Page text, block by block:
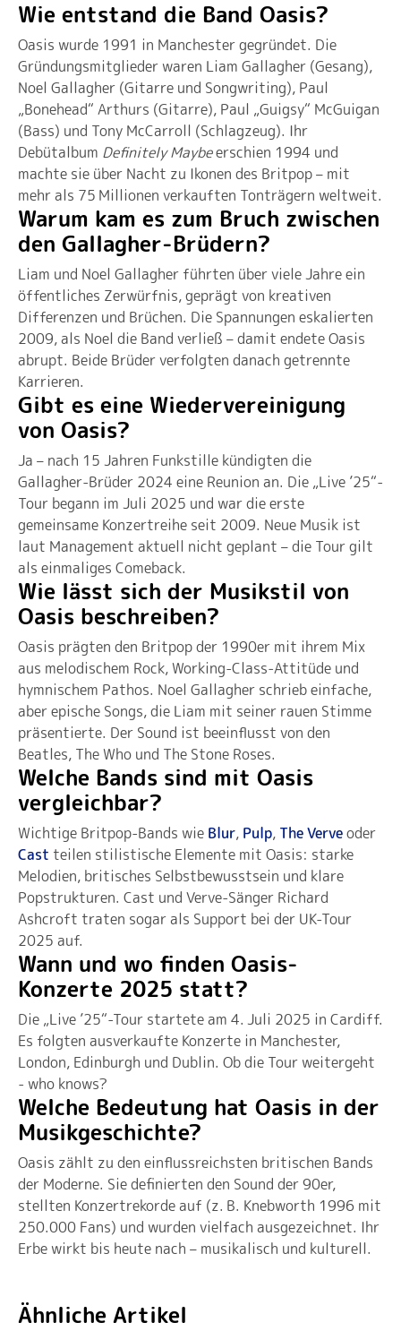
Wie entstand die Band Oasis?
Oasis wurde 1991 in Manchester gegründet. Die
Gründungsmitglieder waren Liam Gallagher (Gesang),
Noel Gallagher (Gitarre und Songwriting), Paul
„Bonehead“ Arthurs (Gitarre), Paul „Guigsy“ McGuigan
(Bass) und Tony McCarroll (Schlagzeug). Ihr
Debütalbum Definitely Maybeerschien 1994 und
machte sie über Nacht zu Ikonen des Britpop – mit
mehr als 75 Millionen verkauften Tonträgern weltweit.
Warum kam es zum Bruch zwischen
den Gallagher-Brüdern?
Liam und Noel Gallagher führten über viele Jahre ein
öffentliches Zerwürfnis, geprägt von kreativen
Differenzen und Brüchen. Die Spannungen eskalierten
2009, als Noel die Band verließ – damit endete Oasis
abrupt. Beide Brüder verfolgten danach getrennte
Karrieren.
Gibt es eine Wiedervereinigung
von Oasis?
Ja – nach 15 Jahren Funkstille kündigten die
Gallagher-Brüder 2024 eine Reunion an. Die „Live ’25“-
Tour begann im Juli 2025 und war die erste
gemeinsame Konzertreihe seit 2009. Neue Musik ist
laut Management aktuell nicht geplant – die Tour gilt
als einmaliges Comeback.
Wie lässt sich der Musikstil von
Oasis beschreiben?
Oasis prägten den Britpop der 1990er mit ihrem Mix
aus melodischem Rock, Working-Class‑Attitüde und
hymnischem Pathos. Noel Gallagher schrieb einfache,
aber epische Songs, die Liam mit seiner rauen Stimme
präsentierte. Der Sound ist beeinflusst von den
Beatles, The Who und The Stone Roses.
Welche Bands sind mit Oasis
vergleichbar?
Wichtige Britpop-Bands wie Blur, Pulp, The Verveoder
Cast teilen stilistische Elemente mit Oasis: starke
Melodien, britisches Selbstbewusstsein und klare
Popstrukturen. Cast und Verve-Sänger Richard
Ashcroft traten sogar als Support bei der UK-Tour
2025 auf.
Wann und wo finden Oasis-
Konzerte 2025 statt?
Die „Live ’25“-Tour startete am 4. Juli 2025 in Cardiff.
Es folgten ausverkaufte Konzerte in Manchester,
London, Edinburgh und Dublin. Ob die Tour weitergeht
- who knows?
Welche Bedeutung hat Oasis in der
Musikgeschichte?
Oasis zählt zu den einflussreichsten britischen Bands
der Moderne. Sie definierten den Sound der 90er,
stellten Konzertrekorde auf (z. B. Knebworth 1996 mit
250.000 Fans) und wurden vielfach ausgezeichnet. Ihr
Erbe wirkt bis heute nach – musikalisch und kulturell.
Ähnliche Artikel